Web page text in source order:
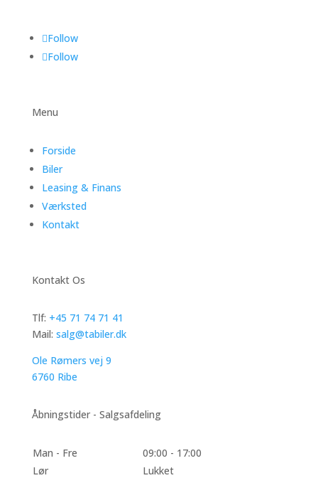
Follow
Follow
Menu
Forside
Biler
Leasing & Finans
Værksted
Kontakt
Kontakt Os
Tlf: +45 71 74 71 41
Mail: salg@tabiler.dk
Ole Rømers vej 9
6760 Ribe
Åbningstider - Salgsafdeling
Man - Fre
09:00 - 17:00
Lør
Lukket